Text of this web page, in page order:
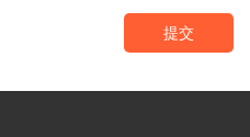
提交